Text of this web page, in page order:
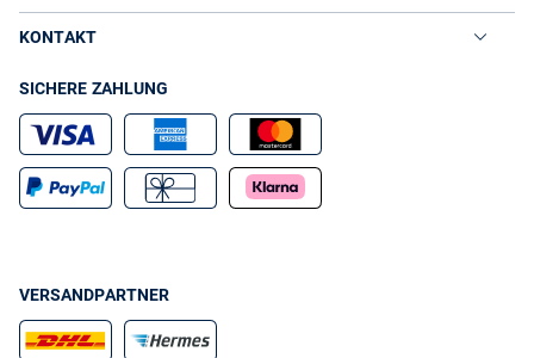
KONTAKT
SICHERE ZAHLUNG
VERSANDPARTNER